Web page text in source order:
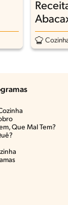
Que Mal Tem?​